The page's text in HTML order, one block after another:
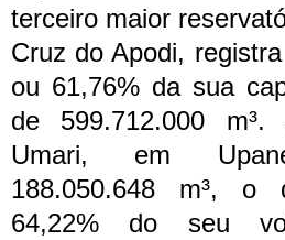
terceiro maior
Cruz do Apodi,
ou 61,76% da sua
de 599.712.000
Umari, em
188.050.648 m³, o
64,22% do seu